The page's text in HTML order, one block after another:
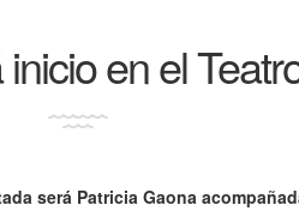
en el
será Patricia Gaona